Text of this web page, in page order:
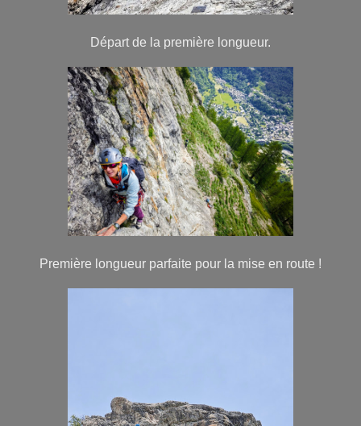
Départ de la première longueur.
Première longueur parfaite pour la mise en route !